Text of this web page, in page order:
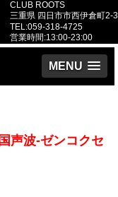
CLUB ROOTS
三重県 四日市市西伊倉町2-3
TEL:059-318-4725
営業時間:13:00-23:00
MENU
声波-ゼンコクセ